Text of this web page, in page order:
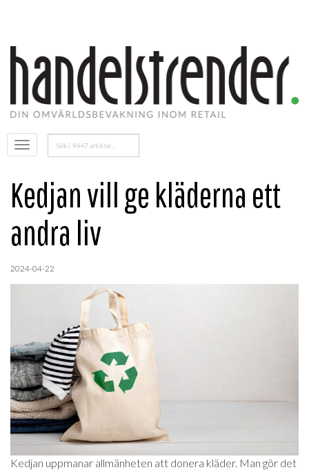
Öppna
menyn
Sök
efter:
Kedjan vill ge kläderna ett
andra liv
2024-04-22
Kedjan uppmanar allmänheten att donera kläder. Man gör det